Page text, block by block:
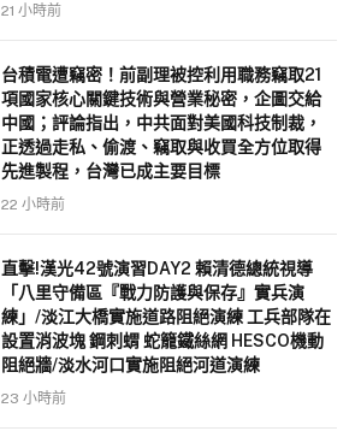
21 小時前
台積電遭竊密！前副理被控利用職務竊取21
項國家核心關鍵技術與營業秘密，企圖交給
中國；評論指出，中共面對美國科技制裁，
正透過走私、偷渡、竊取與收買全方位取得
先進製程，台灣已成主要目標
22 小時前
直擊!漢光42號演習DAY2 賴清德總統視導
「八里守備區『戰力防護與保存』實兵演
練」/淡江大橋實施道路阻絕演練 工兵部隊在
設置消波塊 鋼刺蝟 蛇籠鐵絲網 HESCO機動
阻絕牆/淡水河口實施阻絕河道演練
23 小時前